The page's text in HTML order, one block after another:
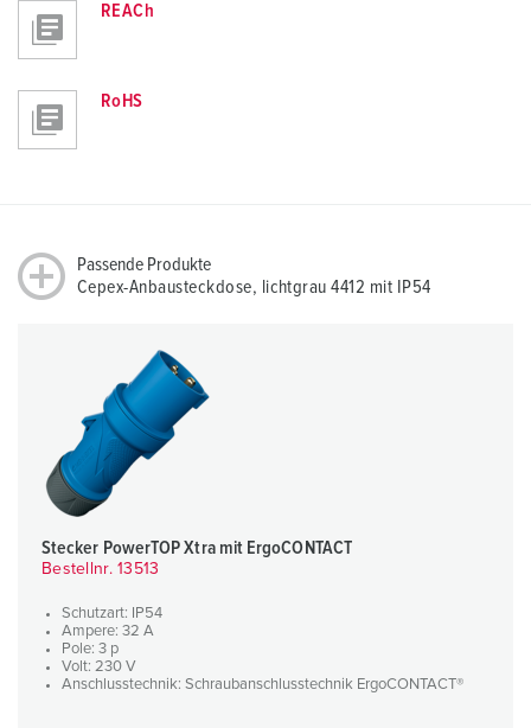
REACh
RoHS
Passende Produkte
Cepex-Anbausteckdose, lichtgrau 4412 mit IP54
Stecker PowerTOP Xtra mit ErgoCONTACT
Bestellnr. 13513
Schutzart: IP54
Ampere: 32 A
Pole: 3 p
Volt: 230 V
Anschlusstechnik: Schraubanschlusstechnik ErgoCONTACT®